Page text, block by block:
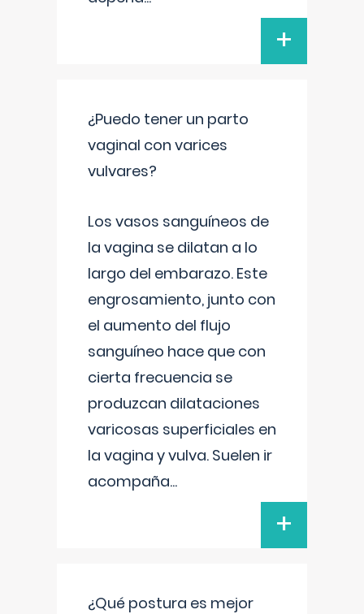
+
¿Puedo tener un parto
vaginal con varices
vulvares?
Los vasos sanguíneos de
la vagina se dilatan a lo
largo del embarazo. Este
engrosamiento, junto con
el aumento del flujo
sanguíneo hace que con
cierta frecuencia se
produzcan dilataciones
varicosas superficiales en
la vagina y vulva. Suelen ir
acompaña...
+
¿Qué postura es mejor